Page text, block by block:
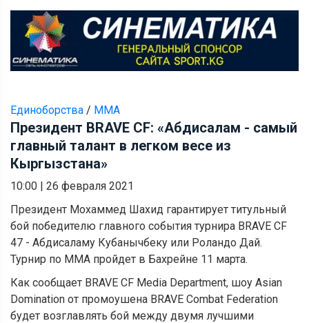
Единоборства / ММА
Президент BRAVE CF: «Абдисалам - самый
главный талант в легком весе из
Кыргызстана»
10:00 | 26 февраля 2021
Президент Мохаммед Шахид гарантирует титульный
бой победителю главного события турнира BRAVE CF
47 - Абдисаламу Кубанычбеку или Роландо Дай.
Турнир по ММА пройдет в Бахрейне 11 марта.
Как сообщает BRAVE CF Media Department, шоу Asian
Domination от промоушена BRAVE Combat Federation
будет возглавлять бой между двумя лучшими